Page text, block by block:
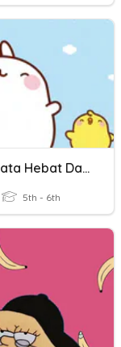
Kata-Kata Hebat Dan Padat
5th - 6th